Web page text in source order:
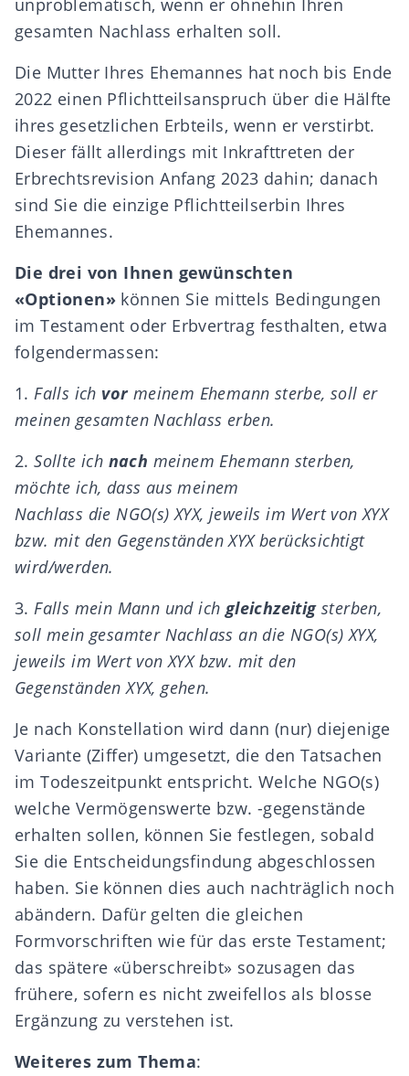
unproblematisch, wenn er ohnehin Ihren
gesamten Nachlass erhalten soll.
Die Mutter Ihres Ehemannes hat noch bis Ende
2022 einen Pflichtteilsanspruch über die Hälfte
ihres gesetzlichen Erbteils, wenn er verstirbt.
Dieser fällt allerdings mit Inkrafttreten der
Erbrechtsrevision Anfang 2023 dahin; danach
sind Sie die einzige Pflichtteilserbin Ihres
Ehemannes.
Die drei von Ihnen gewünschten
«Optionen» können Sie mittels Bedingungen
im Testament oder Erbvertrag festhalten, etwa
folgendermassen:
1.Falls ich vormeinem Ehemann sterbe,soll er
meinen gesamten Nachlass erben.
2.Sollte ich nach meinem Ehemann sterben,
möchte ich, dass aus meinem
Nachlass die NGO(s) XYX, jeweils im Wert von XYX
bzw. mit den Gegenständen XYXberücksichtigt
wird/werden.
3.Falls mein Mann und ich gleichzeitigsterben,
soll mein gesamter Nachlass an die NGO(s) XYX,
jeweils im Wert von XYX bzw. mit den
Gegenständen XYX, gehen.
Je nach Konstellation wird dann (nur) diejenige
Variante (Ziffer) umgesetzt, die den Tatsachen
im Todeszeitpunkt entspricht. Welche NGO(s)
welche Vermögenswerte bzw. -gegenstände
erhalten sollen, können Sie festlegen, sobald
Sie die Entscheidungsfindung abgeschlossen
haben. Sie können dies auch nachträglich noch
abändern. Dafür gelten die gleichen
Formvorschriften wie für das erste Testament;
das spätere «überschreibt» sozusagen das
frühere, sofern es nicht zweifellos als blosse
Ergänzung zu verstehen ist.
Weiteres zum Thema: